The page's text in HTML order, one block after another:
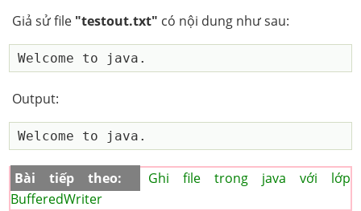
Giả sử file "testout.txt" có nội dung như sau:
Output:
Bài tiếp theo:
Ghi file trong java với lớp
BufferedWriter